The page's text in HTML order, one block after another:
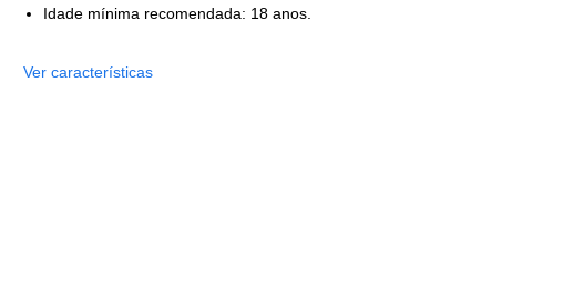
Idade mínima recomendada: 18 anos.
Ver características